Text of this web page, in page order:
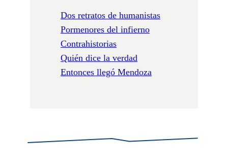
Dos retratos de humanistas
Pormenores del infierno
Contrahistorias
Quién dice la verdad
Entonces llegó Mendoza